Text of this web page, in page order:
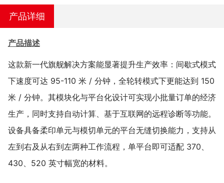
产品详细
产品描述
这款新一代旗舰解决方案能显著提升生产效率：间歇式模式
下速度可达 95-110 米 / 分钟，全轮转模式下更能达到 150
米 / 分钟。其模块化与平台化设计可实现小批量订单的经济
生产，同时支持自动计算、基于互联网的远程诊断等功能。
设备具备柔印单元与模切单元的平台无缝切换能力，支持从
左到右及从右到左两种工作流程，单平台即可适配 370、
430、520 英寸幅宽的材料。